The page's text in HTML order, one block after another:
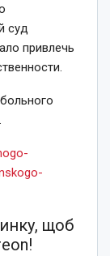
суд
привлечь
щоб